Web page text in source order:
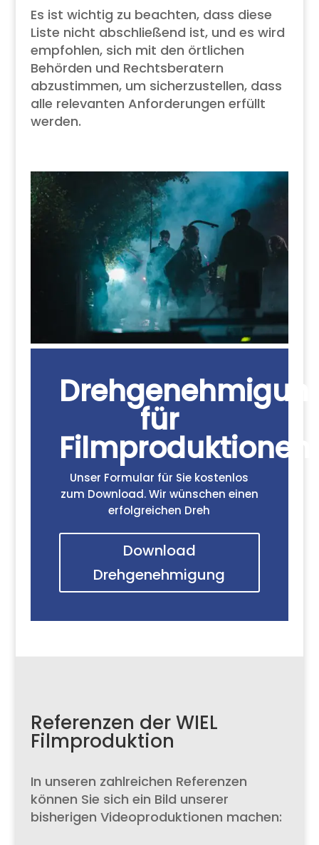
Es ist wichtig zu beachten, dass diese
Liste nicht abschließend ist, und es wird
empfohlen, sich mit den örtlichen
Behörden und Rechtsberatern
abzustimmen, um sicherzustellen, dass
alle relevanten Anforderungen erfüllt
werden.
für
Filmproduktionen
Unser Formular für Sie kostenlos
zum Download. Wir wünschen einen
erfolgreichen Dreh
Download
Drehgenehmigung
Referenzen der WIEL
Filmproduktion
In unseren zahlreichen Referenzen
können Sie sich ein Bild unserer
bisherigen Videoproduktionen machen: